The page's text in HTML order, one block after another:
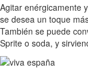
Agitar enérgicamente
se desea un toque
También se puede
Sprite o soda, y